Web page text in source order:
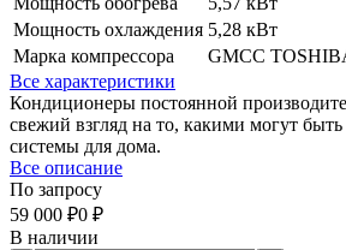
Мощность охлаждения 5,28 кВт
Марка компрессора
GMCC
Все характеристики
Кондиционеры постоянной
свежий взгляд на то, какими могут
системы для дома.
Все описание
По запросу
59 000 ₽0 ₽
В наличии